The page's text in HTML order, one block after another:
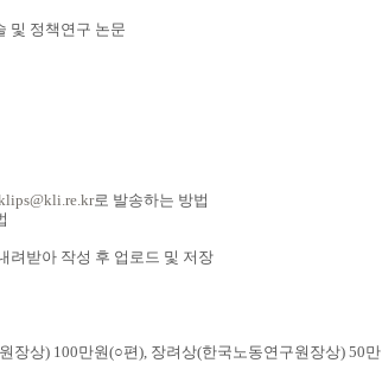
및 정책연구 논문
로 발송하는 방법
려받아 작성 후 업로드 및 저장
장상) 100만원(○편), 장려상(한국노동연구원장상) 50만